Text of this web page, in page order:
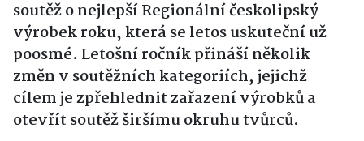
soutěž o nejlepší Regionální českolipský
výrobek roku, která se letos uskuteční už
poosmé. Letošní ročník přináší několik
změn v soutěžních kategoriích, jejichž
cílem je zpřehlednit zařazení výrobků a
otevřít soutěž širšímu okruhu tvůrců.